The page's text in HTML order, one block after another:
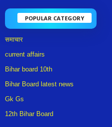
POPULAR CATEGORY
समाचार
current affairs
Bihar board 10th
Bihar Board latest news
Gk Gs
12th Bihar Board